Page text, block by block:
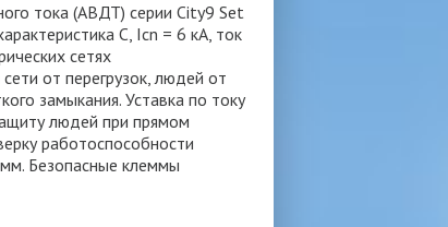
тока (АВДТ) серии City9 Set
С, Icn = 6 кА, ток
сетях
от перегрузок, людей от
замыкания. Уставка по току
людей при прямом
работоспособности
Безопасные клеммы